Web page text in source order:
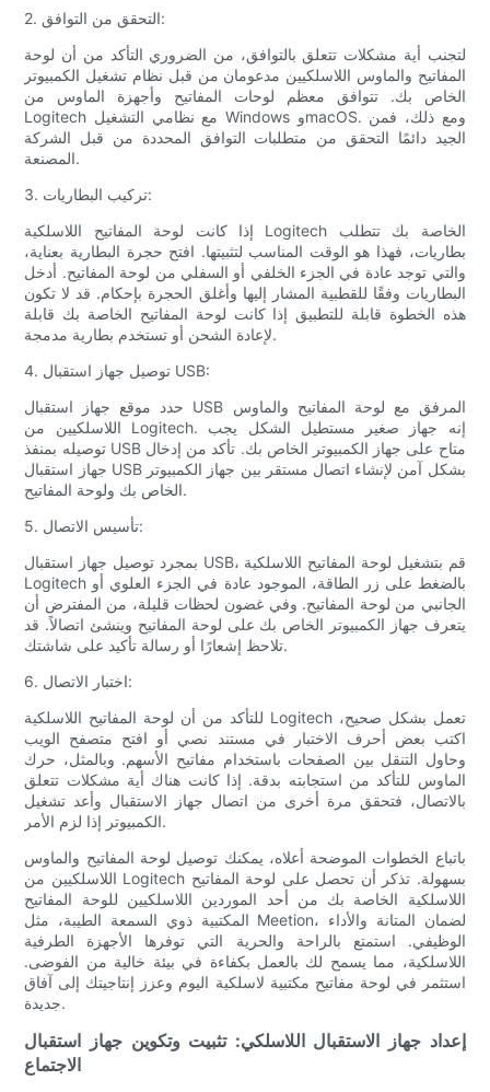
2. التحقق من التوافق:
لتجنب أية مشكلات تتعلق بالتوافق، من الضروري التأكد من أن لوحة
المفاتيح والماوس اللاسلكيين مدعومان من قبل نظام تشغيل الكمبيوتر
الخاص بك. تتوافق معظم لوحات المفاتيح وأجهزة الماوس من
Logitech مع نظامي التشغيل Windows وmacOS. ومع ذلك، فمن
الجيد دائمًا التحقق من متطلبات التوافق المحددة من قبل الشركة
المصنعة.
3. تركيب البطاريات:
إذا كانت لوحة المفاتيح اللاسلكية Logitech الخاصة بك تتطلب
بطاريات، فهذا هو الوقت المناسب لتثبيتها. افتح حجرة البطارية بعناية،
والتي توجد عادة في الجزء الخلفي أو السفلي من لوحة المفاتيح. أدخل
البطاريات وفقًا للقطبية المشار إليها وأغلق الحجرة بإحكام. قد لا تكون
هذه الخطوة قابلة للتطبيق إذا كانت لوحة المفاتيح الخاصة بك قابلة
لإعادة الشحن أو تستخدم بطارية مدمجة.
4. توصيل جهاز استقبال USB:
حدد موقع جهاز استقبال USB المرفق مع لوحة المفاتيح والماوس
اللاسلكيين من Logitech. إنه جهاز صغير مستطيل الشكل يجب
توصيله بمنفذ USB متاح على جهاز الكمبيوتر الخاص بك. تأكد من إدخال
جهاز استقبال USB بشكل آمن لإنشاء اتصال مستقر بين جهاز الكمبيوتر
الخاص بك ولوحة المفاتيح.
5. تأسيس الاتصال:
بمجرد توصيل جهاز استقبال USB، قم بتشغيل لوحة المفاتيح اللاسلكية
Logitech بالضغط على زر الطاقة، الموجود عادة في الجزء العلوي أو
الجانبي من لوحة المفاتيح. وفي غضون لحظات قليلة، من المفترض أن
يتعرف جهاز الكمبيوتر الخاص بك على لوحة المفاتيح وينشئ اتصالاً. قد
تلاحظ إشعارًا أو رسالة تأكيد على شاشتك.
6. اختبار الاتصال:
للتأكد من أن لوحة المفاتيح اللاسلكية Logitech تعمل بشكل صحيح،
اكتب بعض أحرف الاختبار في مستند نصي أو افتح متصفح الويب
وحاول التنقل بين الصفحات باستخدام مفاتيح الأسهم. وبالمثل، حرك
الماوس للتأكد من استجابته بدقة. إذا كانت هناك أية مشكلات تتعلق
بالاتصال، فتحقق مرة أخرى من اتصال جهاز الاستقبال وأعد تشغيل
الكمبيوتر إذا لزم الأمر.
باتباع الخطوات الموضحة أعلاه، يمكنك توصيل لوحة المفاتيح والماوس
اللاسلكيين من Logitech بسهولة. تذكر أن تحصل على لوحة المفاتيح
اللاسلكية الخاصة بك من أحد الموردين اللاسلكيين للوحة المفاتيح
المكتبية ذوي السمعة الطيبة، مثل Meetion، لضمان المتانة والأداء
الوظيفي. استمتع بالراحة والحرية التي توفرها الأجهزة الطرفية
اللاسلكية، مما يسمح لك بالعمل بكفاءة في بيئة خالية من الفوضى.
استثمر في لوحة مفاتيح مكتبية لاسلكية اليوم وعزز إنتاجيتك إلى آفاق
جديدة.
إعداد جهاز الاستقبال اللاسلكي: تثبيت وتكوين جهاز استقبال
الاجتماع